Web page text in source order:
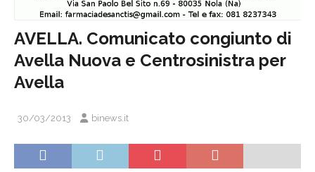
AVELLA. Comunicato congiunto di
Avella Nuova e Centrosinistra per
Avella
30/03/2013 binews.it